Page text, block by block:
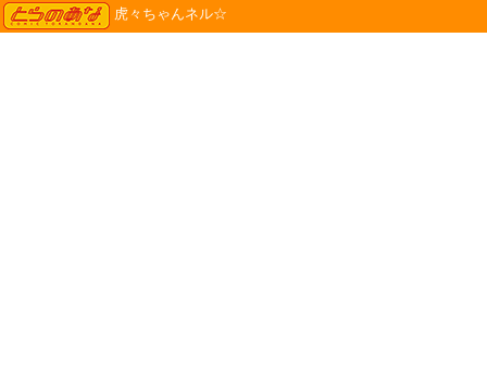
TORANOANA
虎々ちゃんネル☆